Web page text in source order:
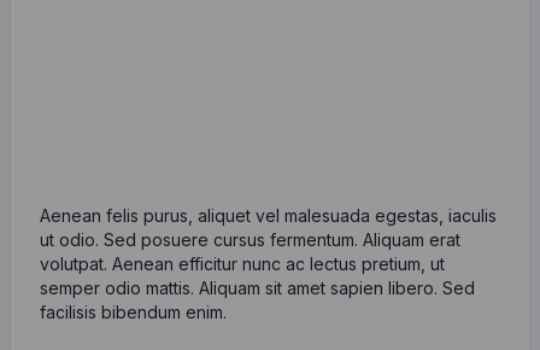
Aenean felis purus, aliquet vel malesuada egestas, iaculis
ut odio. Sed posuere cursus fermentum. Aliquam erat
volutpat. Aenean efficitur nunc ac lectus pretium, ut
semper odio mattis. Aliquam sit amet sapien libero. Sed
facilisis bibendum enim.